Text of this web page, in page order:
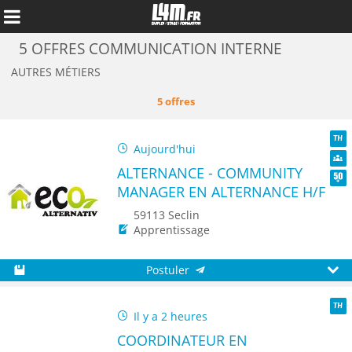
Annuler
5 OFFRES COMMUNICATION INTERNE
AUTRES MÉTIERS
5 offres
Aujourd'hui
TH
ALTERNANCE - COMMUNITY
MANAGER EN ALTERNANCE H/F
59113 Seclin
Apprentissage
Postuler
Il y a 2 heures
COORDINATEUR EN